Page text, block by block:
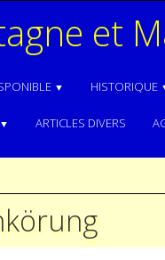
et
▼ HISTORIQUE
▼ ARTICLES DIVERS